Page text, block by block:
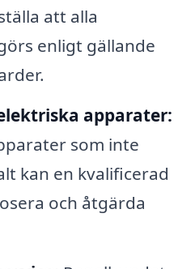
att alla
enligt gällande
apparater:
som inte
kan en kvalificerad
och åtgärda